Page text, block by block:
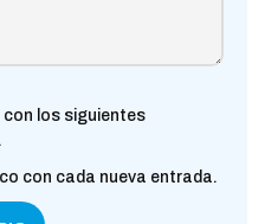
con los siguientes
con cada nueva entrada.